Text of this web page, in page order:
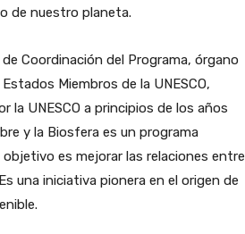
de nuestro planeta.
Coordinación del Programa, órgano
Miembros de la UNESCO,
la UNESCO a principios de los años
y la Biosfera es un programa
es mejorar las relaciones entre
una iniciativa pionera en el origen de